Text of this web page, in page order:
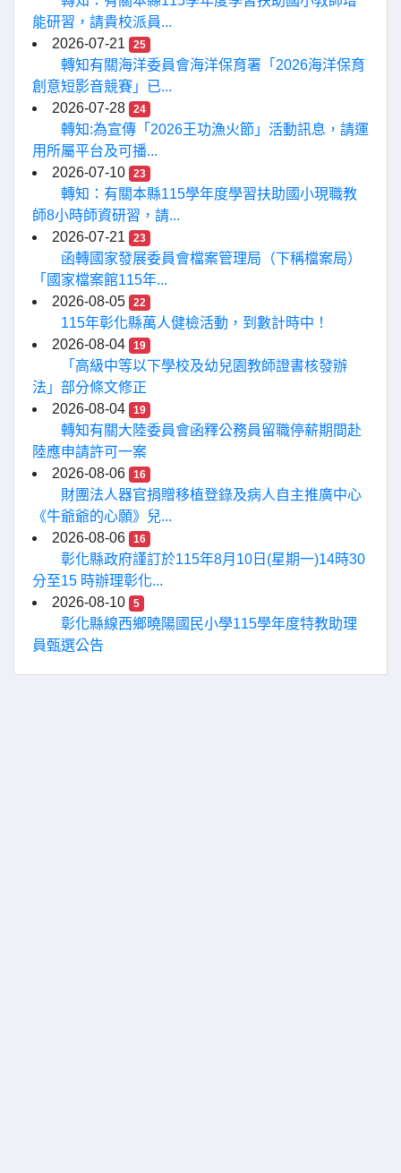
能研習，請貴校派員...
2026-07-21
25
轉知有關海洋委員會海洋保育署「2026海洋保育
創意短影音競賽」已...
2026-07-28
24
轉知:為宣傳「2026王功漁火節」活動訊息，請運
用所屬平台及可播...
2026-07-10
23
轉知：有關本縣115學年度學習扶助國小現職教
師8小時師資研習，請...
2026-07-21
23
函轉國家發展委員會檔案管理局（下稱檔案局）
「國家檔案館115年...
2026-08-05
22
115年彰化縣萬人健檢活動，到數計時中！
2026-08-04
19
「高級中等以下學校及幼兒園教師證書核發辦
法」部分條文修正
2026-08-04
19
轉知有關大陸委員會函釋公務員留職停薪期間赴
陸應申請許可一案
2026-08-06
16
財團法人器官捐贈移植登錄及病人自主推廣中心
《牛爺爺的心願》兒...
2026-08-06
16
彰化縣政府謹訂於115年8月10日(星期一)14時30
分至15 時辦理彰化...
2026-08-10
5
彰化縣線西鄉曉陽國民小學115學年度特教助理
員甄選公告